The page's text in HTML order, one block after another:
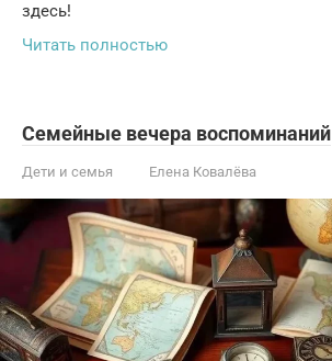
здесь!
Читать полностью
Семейные вечера воспоминаний
Дети и семья Елена Ковалёва